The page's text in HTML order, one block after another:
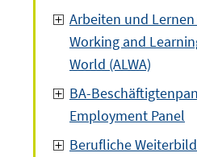
Arbeiten und
Working and
World (ALWA)
BA-
Employment Panel
Berufliche